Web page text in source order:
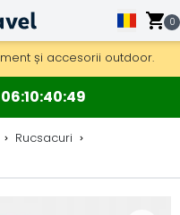
0
peste 290 lei.
disponibil.
hărți din lemn și decorațiuni.
06 10 40 48
Rucsacuri